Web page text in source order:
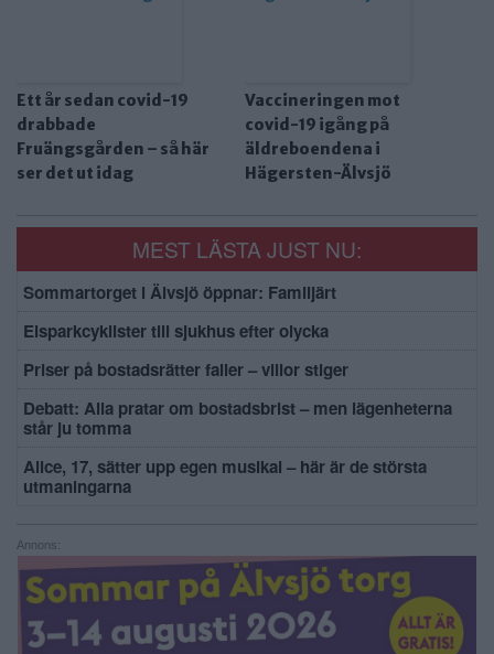
Ett år sedan covid-19
drabbade
Fruängsgården – så här
ser det ut idag
Vaccineringen mot
covid-19 igång på
äldreboendena i
Hägersten-Älvsjö
MEST LÄSTA JUST NU:
Sommartorget i Älvsjö öppnar: Familjärt
Elsparkcyklister till sjukhus efter olycka
Priser på bostadsrätter faller – villor stiger
Debatt: Alla pratar om bostadsbrist – men lägenheterna
står ju tomma
Alice, 17, sätter upp egen musikal – här är de största
utmaningarna
Annons: